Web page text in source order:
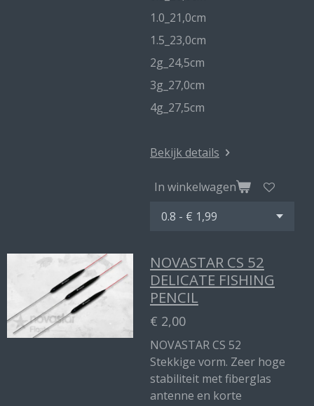
1.0_21,0cm
1.5_23,0cm
2g_24,5cm
3g_27,0cm
4g_27,5cm
Bekijk details
In winkelwagen
NOVASTAR CS 52
DELICATE FISHING
PENCIL
€ 2,00
NOVASTAR CS 52
Stekkige vorm. Zeer hoge
stabiliteit met fiberglas
antenne en korte